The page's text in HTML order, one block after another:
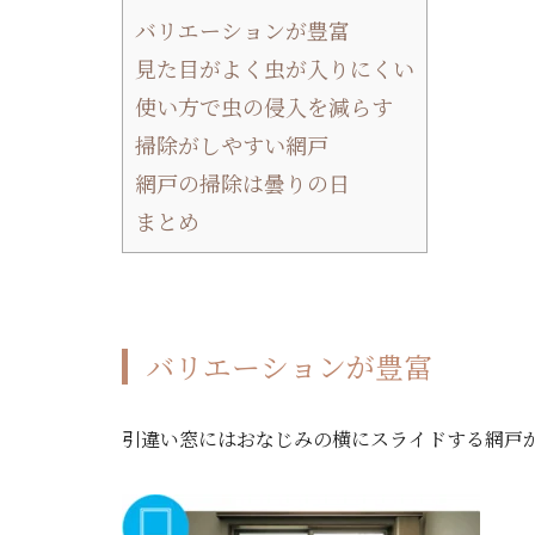
バリエーションが豊富
見た目がよく虫が入りにくい
使い方で虫の侵入を減らす
掃除がしやすい網戸
網戸の掃除は曇りの日
まとめ
バリエーションが豊富
引違い窓にはおなじみの横にスライドする網戸